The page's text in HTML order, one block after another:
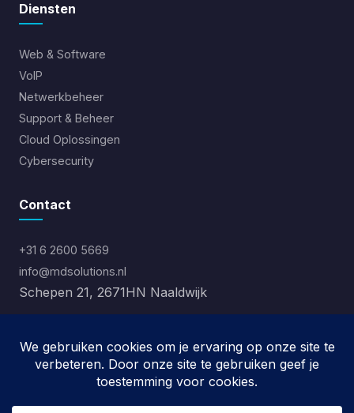
Diensten
Web & Software
VoIP
Netwerkbeheer
Support & Beheer
Cloud Oplossingen
Cybersecurity
Contact
+31 6 2600 5669
info@mdsolutions.nl
Schepen 21, 2671HN Naaldwijk
Za-Zo: Gesloten